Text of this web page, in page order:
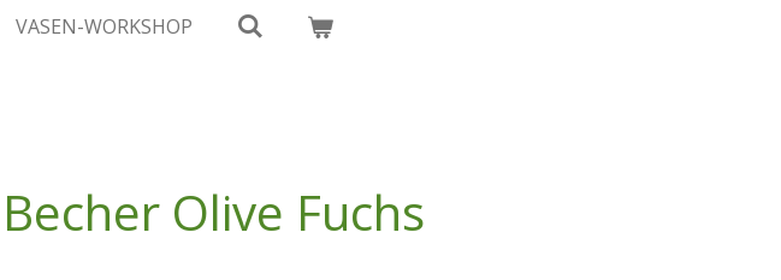
VASEN-WORKSHOP
Becher Olive Fuchs